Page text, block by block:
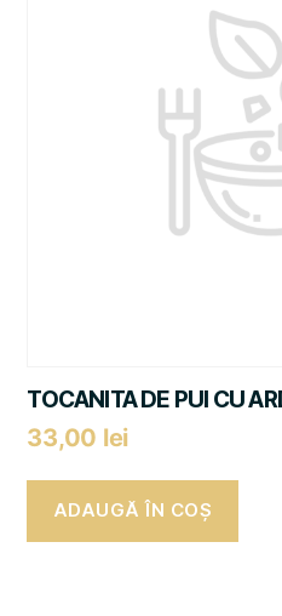
TOCANITA DE PUI CU
33,00 lei
ADAUGĂ ÎN COȘ